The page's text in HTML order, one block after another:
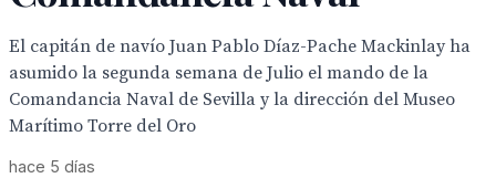
El capitán de navío Juan Pablo Díaz-Pache Mackinlay ha
asumido la segunda semana de Julio el mando de la
Comandancia Naval de Sevilla y la dirección del Museo
Marítimo Torre del Oro
hace 5 días